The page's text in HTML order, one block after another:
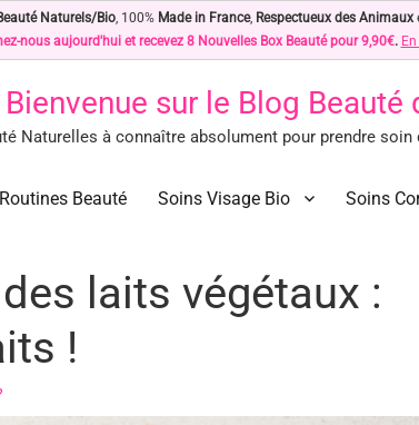
Naturels/Bio, 100% Made in France, Respectueux des Animaux
nous aujourd'hui et recevez 8 Nouvelles Box Beauté pour 9,90€.
Bienvenue sur le Blog Beauté
Naturelles à connaître absolument pour prendre
Astuces Beauté Naturelles !
absolument pour prendre soin de votre peau…
Routines Beauté Soins Visage Bio Soins
laits végétaux :
!